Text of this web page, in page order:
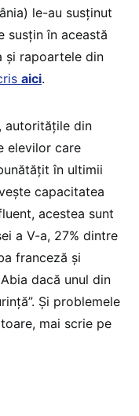
le-au susținut
susțin în această
și rapoartele din
aici.
autoritățile din
elevilor care
în ultimii
capacitatea
acestea sunt
a V-a, 27% dintre
franceză și
dacă unul din
Și problemele
mai scrie pe